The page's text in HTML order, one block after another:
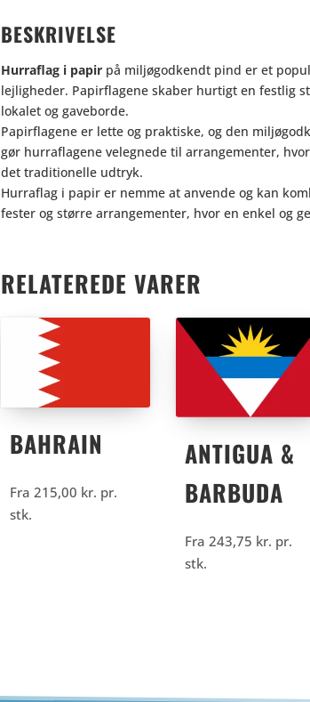
BESKRIVELSE
Hurraflag i papir på miljøgodkendt pind er et
lejligheder. Papirflagene skaber hurtigt en festlig
lokalet og gaveborde.
Papirflagene er lette og praktiske, og den
gør hurraflagene velegnede til arrangementer,
det traditionelle udtryk.
Hurraflag i papir er nemme at anvende og kan
fester og større arrangementer, hvor en enkel og
RELATEREDE VARER
BAHRAIN
Fra 215,00 kr. pr.
stk.
ANTIGUA &
BARBUDA
Fra 243,75 kr. pr.
stk.